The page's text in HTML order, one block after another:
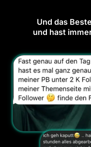
Und das
und hast